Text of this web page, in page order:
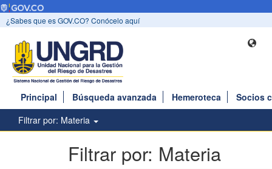
¿Sabes que es GOV.CO? Conócelo aquí
Principal Búsqueda avanzada Hemeroteca
Socios
Filtrar por: Materia
Filtrar por: Materia